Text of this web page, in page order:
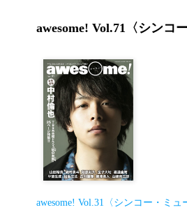
awesome! Vol.71〈シンコ
awesome! Vol.31〈シンコー・ミュ